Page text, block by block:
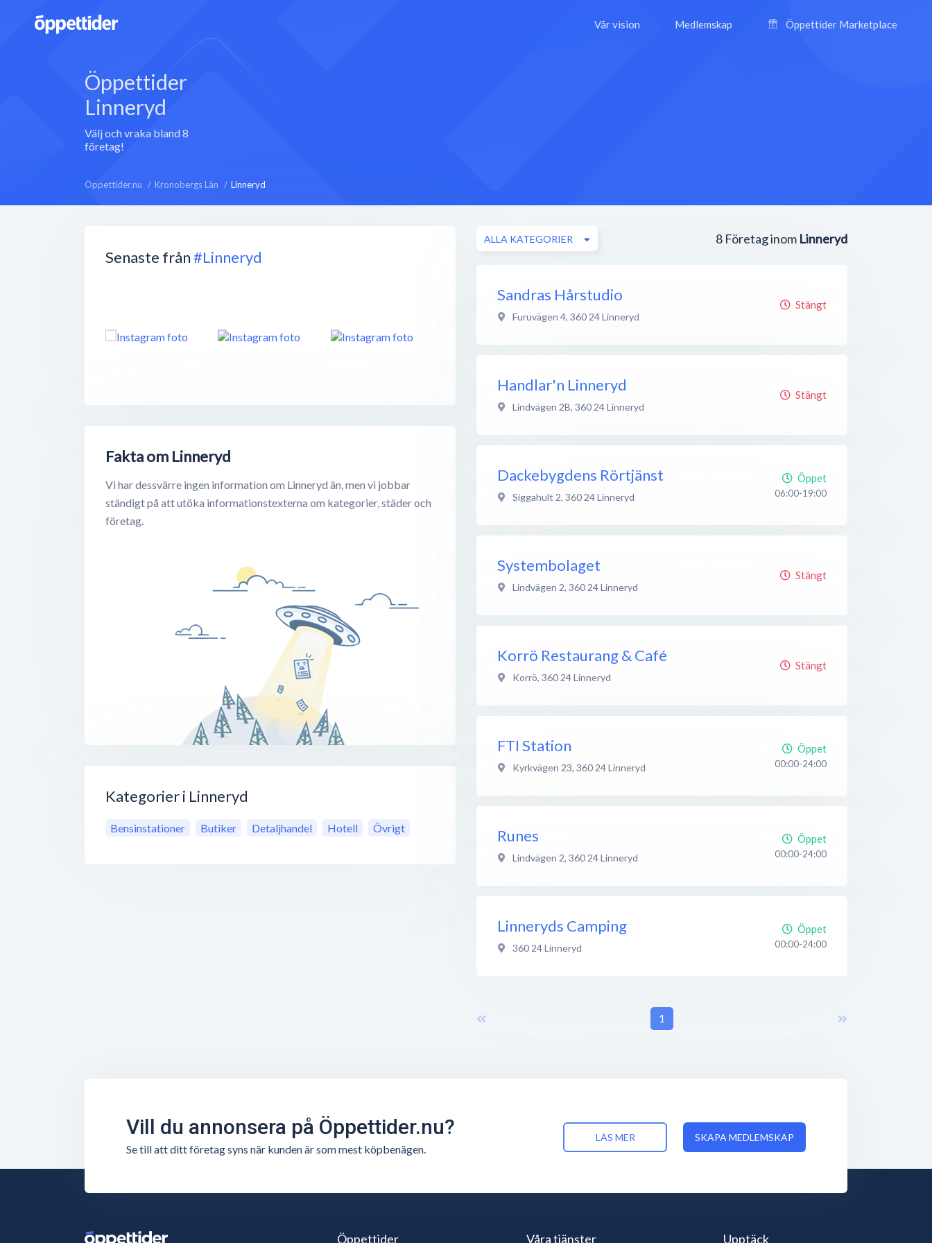
Vår vision Medlemskap Öppettider Marketplace
Öppettider
Linneryd
Välj och vraka bland 8
företag!
Öppettider.nu Kronobergs Län Linneryd
Senaste från#Linneryd
Fakta om Linneryd
Vi har dessvärre ingen information om Linneryd än, men vi jobbar
ständigt på att utöka informationstexterna om kategorier, städer och
företag.
Kategorier i Linneryd
Bensinstationer Butiker Detaljhandel Hotell Övrigt
8 Företag inom Linneryd
ALLA KATEGORIER
Sandras Hårstudio
Furuvägen 4, 360 24Linneryd
Stängt
Handlar'n Linneryd
Lindvägen 2B, 360 24Linneryd
Stängt
Dackebygdens Rörtjänst
Siggahult 2, 360 24Linneryd
Öppet
06:00-19:00
Systembolaget
Lindvägen 2, 360 24Linneryd
Stängt
Korrö Restaurang & Café
Korrö, 360 24Linneryd
Stängt
FTI Station
Kyrkvägen 23, 360 24Linneryd
Öppet
00:00-24:00
Runes
Lindvägen 2, 360 24Linneryd
Öppet
00:00-24:00
Linneryds Camping
360 24Linneryd
Öppet
00:00-24:00
1
Vill du annonsera på Öppettider.nu?
Se till att ditt företag syns när kunden är som mest köpbenägen.
LÄS MER SKAPA MEDLEMSKAP
Öppettider Våra tjänster Upptäck